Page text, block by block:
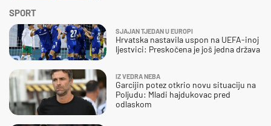
SPORT
SJAJAN TJEDAN U EUROPI
Hrvatska nastavila uspon na UEFA-inoj
ljestvici: Preskočena je još jedna država
IZ VEDRA NEBA
Garcijin potez otkrio novu situaciju na
Poljudu: Mladi hajdukovac pred
odlaskom